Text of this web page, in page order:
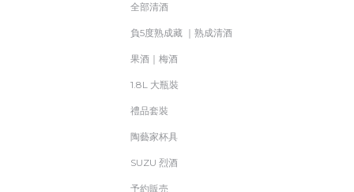
全部清酒
負5度熟成藏 ｜熟成清酒
果酒｜梅酒
1.8L 大瓶裝
禮品套裝
陶藝家杯具
SUZU 烈酒
予約販売